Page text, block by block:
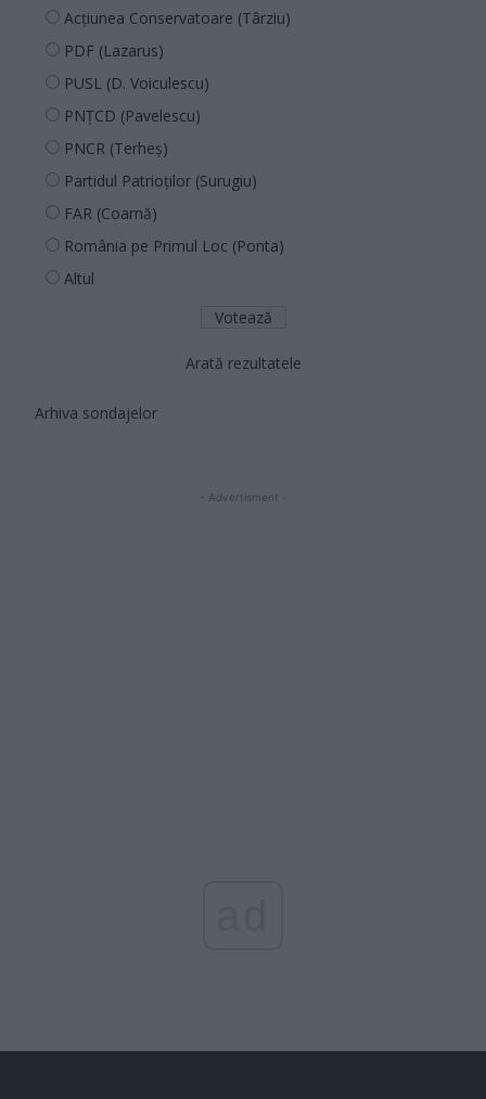
Acțiunea Conservatoare (Târziu)
PDF (Lazarus)
PUSL (D. Voiculescu)
PNȚCD (Pavelescu)
PNCR (Terheș)
Partidul Patrioților (Surugiu)
FAR (Coarnă)
România pe Primul Loc (Ponta)
Altul
Arată rezultatele
Arhiva sondajelor
- Advertisment -